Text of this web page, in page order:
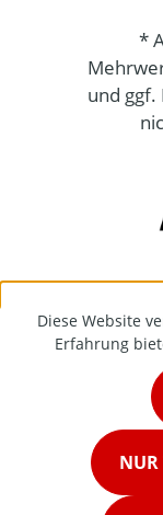
*
und
Diese Website
Erfahrung
NUR